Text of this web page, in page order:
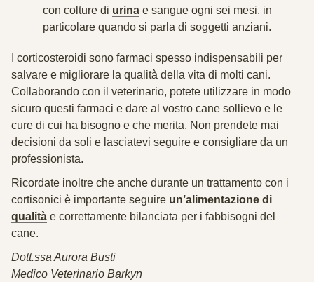
con colture di urina e sangue ogni sei mesi, in
particolare quando si parla di soggetti anziani.
I corticosteroidi sono farmaci spesso indispensabili per
salvare e migliorare la qualità della vita di molti cani.
Collaborando con il veterinario, potete utilizzare in modo
sicuro questi farmaci e dare al vostro cane sollievo e le
cure di cui ha bisogno e che merita. Non prendete mai
decisioni da soli e lasciatevi seguire e consigliare da un
professionista.
Ricordate inoltre che anche durante un trattamento con i
cortisonici è importante seguire un’alimentazione di
qualità e correttamente bilanciata per i fabbisogni del
cane.
Dott.ssa Aurora Busti
Medico Veterinario Barkyn